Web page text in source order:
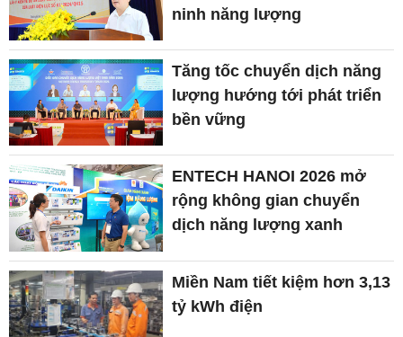
ninh năng lượng
Tăng tốc chuyển dịch năng
lượng hướng tới phát triển
bền vững
ENTECH HANOI 2026 mở
rộng không gian chuyển
dịch năng lượng xanh
Miền Nam tiết kiệm hơn 3,13
tỷ kWh điện